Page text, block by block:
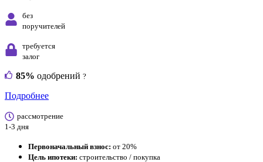
без
поручителей
требуется
залог
85% одобрений ?
Подробнее
рассмотрение
1-3 дня
Первоначальный взнос: от 20%
Цель ипотеки: строительство / покупка